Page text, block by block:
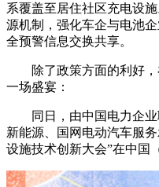
系覆盖至居住社区充电设
源机制，强化车企与电池
全预警信息交换共享。
除了政策方面的利好
一场盛宴：
同日，由中国电力企
新能源、国网电动汽车服
设施技术创新大会”在中国